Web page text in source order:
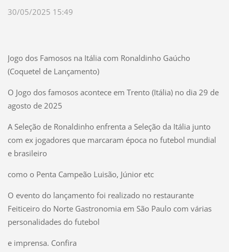
30/05/2025 15:49
Jogo dos Famosos na Itália com Ronaldinho Gaúcho
(Coquetel de Lançamento)
O Jogo dos famosos acontece em Trento (Itália) no dia 29 de
agosto de 2025
A Seleção de Ronaldinho enfrenta a Seleção da Itália junto
com ex jogadores que marcaram época no futebol mundial
e brasileiro
como o Penta Campeão Luisão, Júnior etc
O evento do lançamento foi realizado no restaurante
Feiticeiro do Norte Gastronomia em São Paulo com várias
personalidades do futebol
e imprensa. Confira